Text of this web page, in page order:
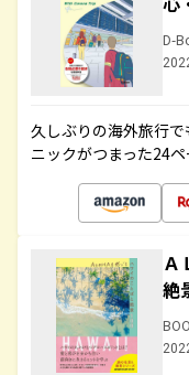
D-
久しぶりの海外旅行
ニックがつまった24
Ａ
絶